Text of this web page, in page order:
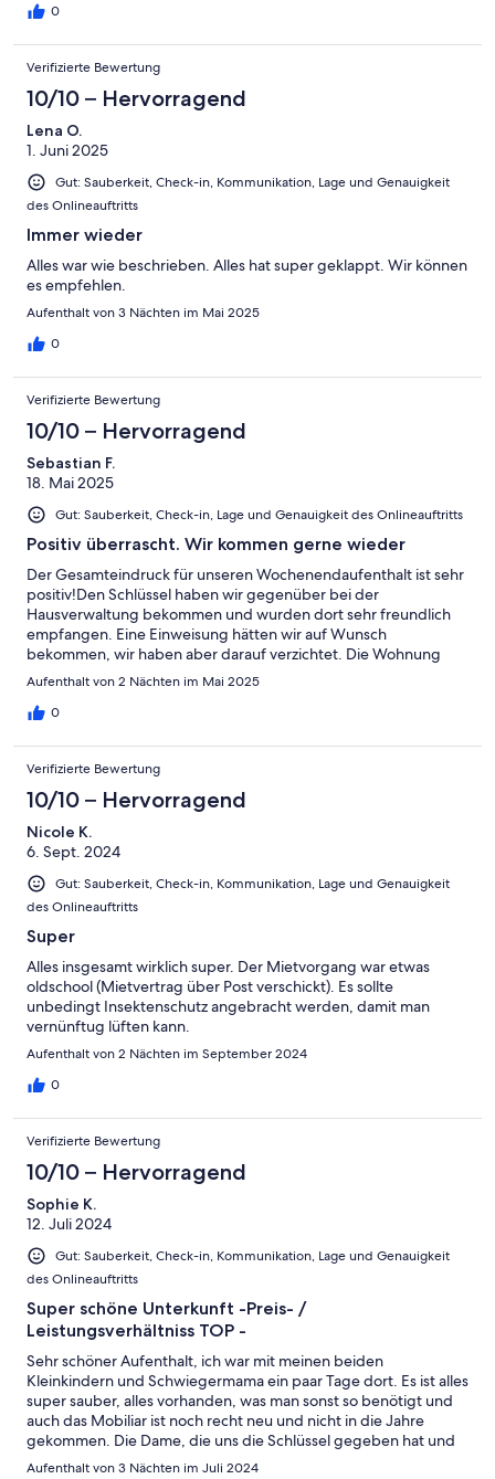
0
Verifizierte Bewertung
10/10 – Hervorragend
Lena O.
1. Juni 2025
Gut: Sauberkeit, Check-in, Kommunikation, Lage und Genauigkeit
des Onlineauftritts
Immer wieder
Alles war wie beschrieben. Alles hat super geklappt. Wir können
es empfehlen.
Aufenthalt von 3 Nächten im Mai 2025
0
Verifizierte Bewertung
10/10 – Hervorragend
Sebastian F.
18. Mai 2025
Gut: Sauberkeit, Check-in, Lage und Genauigkeit des Onlineauftritts
Positiv überrascht. Wir kommen gerne wieder
Der Gesamteindruck für unseren Wochenendaufenthalt ist sehr
positiv!Den Schlüssel haben wir gegenüber bei der
Hausverwaltung bekommen und wurden dort sehr freundlich
empfangen. Eine Einweisung hätten wir auf Wunsch
bekommen, wir haben aber darauf verzichtet. Die Wohnung
bzw. vielleicht eher schon das Ferienhaus ist sehr großzügig,
hilfreichen Dingen ausgestattet. Preis/Leistung ging für uns
wieder kommen
Aufenthalt von 2 Nächten im Mai 2025
0
Verifizierte Bewertung
10/10 – Hervorragend
Nicole K.
6. Sept. 2024
Gut: Sauberkeit, Check-in, Kommunikation, Lage und Genauigkeit
des Onlineauftritts
Super
Alles insgesamt wirklich super. Der Mietvorgang war etwas
oldschool (Mietvertrag über Post verschickt). Es sollte
unbedingt Insektenschutz angebracht werden, damit man
vernünftug lüften kann.
Aufenthalt von 2 Nächten im September 2024
0
Verifizierte Bewertung
10/10 – Hervorragend
Sophie K.
12. Juli 2024
Gut: Sauberkeit, Check-in, Kommunikation, Lage und Genauigkeit
des Onlineauftritts
Super schöne Unterkunft -Preis- /
Leistungsverhältniss TOP -
Sehr schöner Aufenthalt, ich war mit meinen beiden
Kleinkindern und Schwiegermama ein paar Tage dort. Es ist alles
super sauber, alles vorhanden, was man sonst so benötigt und
auch das Mobiliar ist noch recht neu und nicht in die Jahre
gekommen. Die Dame, die uns die Schlüssel gegeben hat und
uns ein wenig eingewiesen hat war super nett und sehr
Aufenthalt von 3 Nächten im Juli 2024